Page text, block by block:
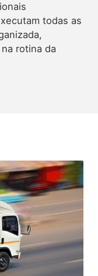
todas as
rotina da